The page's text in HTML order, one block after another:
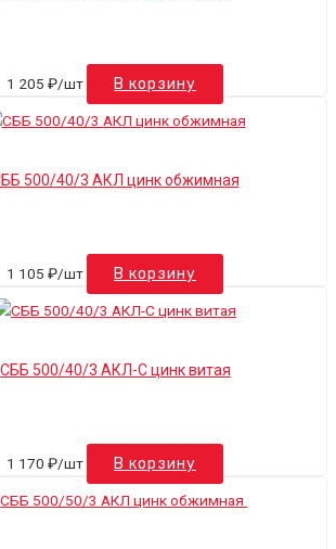
1 205 ₽/шт В корзину
500/40/3 АКЛ цинк обжимная
1 105 ₽/шт В корзину
СББ 500/40/3 АКЛ-С цинк витая
1 170 ₽/шт В корзину